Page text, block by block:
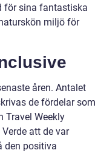
för sina fantastiska
miljö för
åren. Antalet
de fördelar som
Travel Weekly
att de var
den positiva